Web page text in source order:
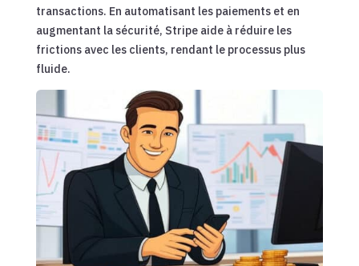
transactions. En automatisant les paiements et en
augmentant la sécurité, Stripe aide à réduire les
frictions avec les clients, rendant le processus plus
fluide.